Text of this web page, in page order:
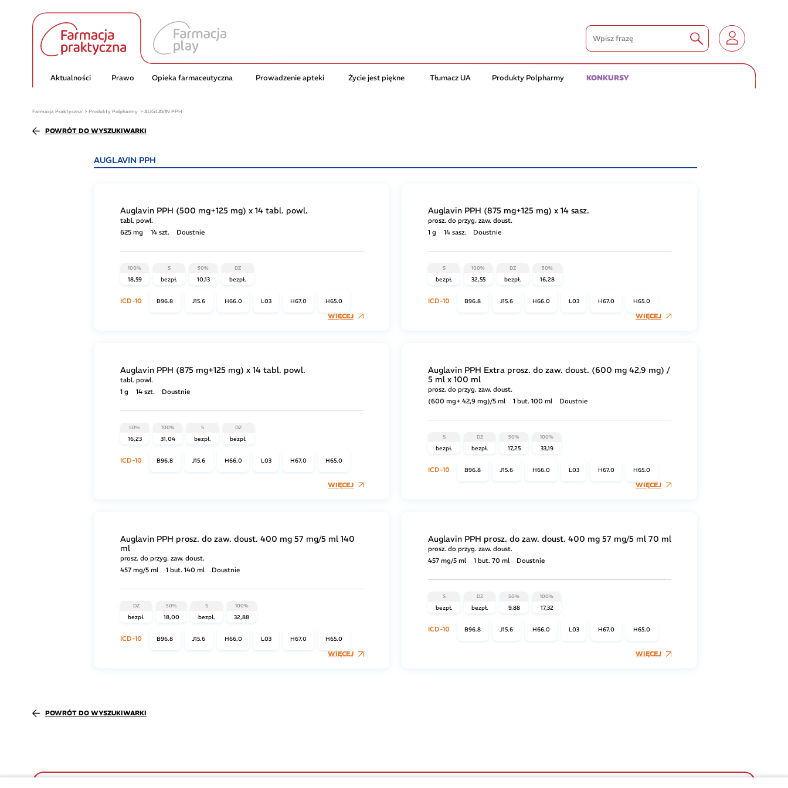
Aktualności Prawo Opieka farmaceutyczna Prowadzenie apteki Życie jest piękne Tłumacz UA Produkty Polpharmy KONKURSY
Farmacja Praktyczna Produkty Polpharmy AUGLAVIN PPH
POWRÓT DO WYSZUKIWARKI
AUGLAVIN PPH
Auglavin PPH (500 mg+125 mg) x 14 tabl. powl.
tabl. powl.
625 mg
14 szt. Doustnie
100%
18,59
S
bezpł.
50%
10,13
DZ
bezpł.
ICD-10 B96.8 J15.6 H66.0 L03 H67.0 H65.0
WIĘCEJ
Auglavin PPH (875 mg+125 mg) x 14 sasz.
prosz. do przyg. zaw. doust.
1 g
14 sasz. Doustnie
S
bezpł.
100%
32,55
DZ
bezpł.
50%
16,28
ICD-10 B96.8 J15.6 H66.0 L03 H67.0 H65.0
WIĘCEJ
Auglavin PPH (875 mg+125 mg) x 14 tabl. powl.
tabl. powl.
1 g
14 szt. Doustnie
50%
16,23
100%
31,04
S
bezpł.
DZ
bezpł.
ICD-10 B96.8 J15.6 H66.0 L03 H67.0 H65.0
WIĘCEJ
Auglavin PPH Extra prosz. do zaw. doust. (600 mg 42,9 mg) /
5 ml x 100 ml
prosz. do przyg. zaw. doust.
(600 mg+ 42,9 mg)/5 ml
1 but. 100 ml Doustnie
S
bezpł.
DZ
bezpł.
50%
17,25
100%
33,19
ICD-10 B96.8 J15.6 H66.0 L03 H67.0 H65.0
WIĘCEJ
Auglavin PPH prosz. do zaw. doust. 400 mg 57 mg/5 ml 140
ml
prosz. do przyg. zaw. doust.
457 mg/5 ml
1 but. 140 ml Doustnie
DZ
bezpł.
50%
18,00
S
bezpł.
100%
32,88
ICD-10 B96.8 J15.6 H66.0 L03 H67.0 H65.0
WIĘCEJ
Auglavin PPH prosz. do zaw. doust. 400 mg 57 mg/5 ml 70 ml
prosz. do przyg. zaw. doust.
457 mg/5 ml
1 but. 70 ml Doustnie
S
bezpł.
DZ
bezpł.
50%
9,88
100%
17,32
ICD-10 B96.8 J15.6 H66.0 L03 H67.0 H65.0
WIĘCEJ
POWRÓT DO WYSZUKIWARKI